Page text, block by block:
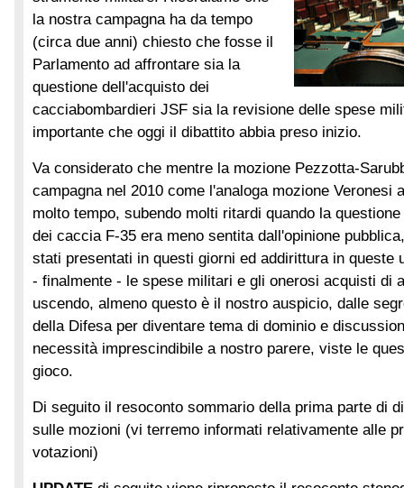
la nostra campagna ha da tempo
(circa due anni) chiesto che fosse il
Parlamento ad affrontare sia la
questione dell'acquisto dei
cacciabombardieri JSF sia la revisione delle spese
importante che oggi il dibattito abbia preso inizio.
Va considerato che mentre la mozione Pezzotta-
campagna nel 2010 come l'analoga mozione Veronesi
molto tempo, subendo molti ritardi quando la
dei caccia F-35 era meno sentita dall'opinione
stati presentati in questi giorni ed addirittura in queste
- finalmente - le spese militari e gli onerosi acquisti di
uscendo, almeno questo è il nostro auspicio, dalle
della Difesa per diventare tema di dominio e
necessità imprescindibile a nostro parere, viste le
gioco.
Di seguito il resoconto sommario della prima parte di
sulle mozioni (vi terremo informati relativamente alle
votazioni)